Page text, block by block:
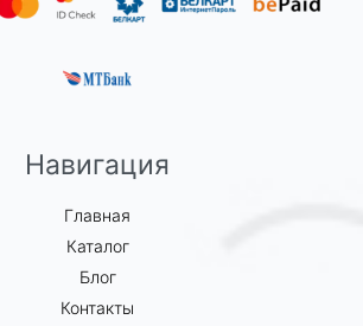
Навигация
Главная
Каталог
Блог
Контакты